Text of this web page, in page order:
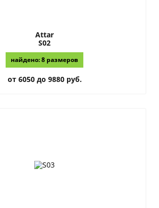
Attar
S02
найдено: 8 размеров
от 6050 до 9880 руб.